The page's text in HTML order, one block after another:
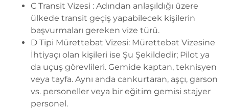
C Transit Vizesi : Adından anlaşıldığı üzere
ülkede transit geçiş yapabilecek kişilerin
başvurmaları gereken vize türü.
D Tipi Mürettebat Vizesi: Mürettebat Vizesine
İhtiyaçı olan kişileri ise Şu Şekildedir; Pilot ya
da uçuş görevlileri. Gemide kaptan, teknisyen
veya tayfa. Aynı anda cankurtaran, aşçı, garson
vs. personeller veya bir eğitim gemisi stajyer
personel.